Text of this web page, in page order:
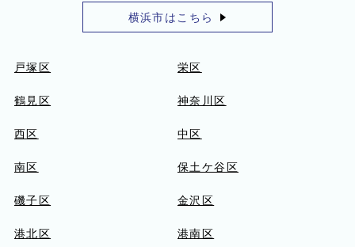
横浜市はこちら
戸塚区 栄区
鶴見区 神奈川区
西区 中区
南区 保土ケ谷区
磯子区 金沢区
港北区 港南区